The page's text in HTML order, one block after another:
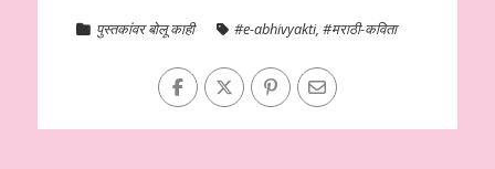
पुस्तकांवर बोलू काही #e-abhivyakti, #मराठी-कविता